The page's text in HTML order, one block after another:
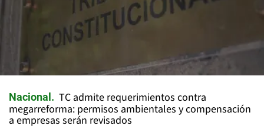
Nacional
TC admite requerimientos contra
megarreforma: permisos ambientales y compensación
a empresas serán revisados